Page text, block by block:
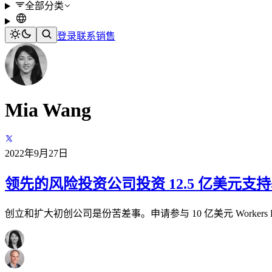
全部分类
登录联系销售
Mia Wang
2022年9月27日
领先的风险投资公司投资 12.5 亿美元支
创立和扩大初创公司是份苦差事。申请参与 10 亿美元